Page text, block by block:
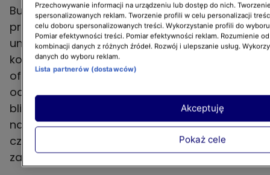
Budowa domu na plaży to fascynujące
przedsięwzięcie, które wiąże się zarówno z
unikalnymi wyzwaniami, jak i niezliczonymi
korzyściami. Mieszkanie w pobliżu pięknej plaży
oferuje nie tylko możliwość relaksu i
odpoczynku, ale także niesamowite widoki i
bliskość natury. Przy budowie domu
nadmorskiego istnieje kilka kluczowych
czynników, które należy wziąć pod uwagę, aby
zapewnić trwałość, komfort i bezpieczeństwo.
Przechowywanie informacji na urządzeniu lub dostęp do nich.
spersonalizowanych reklam. Tworzenie profili w celu personalizacji
celu doboru spersonalizowanych treści. Wykorzystanie profili do
Pomiar efektywności treści. Pomiar efektywności reklam. Rozumienie
kombinacji danych z różnych źródeł. Rozwój i ulepszanie usług.
danych do wyboru reklam.
Lista partnerów (dostawców)
Pokaż cele
Akceptuję